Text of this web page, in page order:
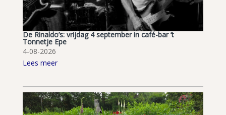
De Rinaldo’s: vrijdag 4 september in café-bar ’t
Tonnetje Epe
4-08-2026
Lees meer